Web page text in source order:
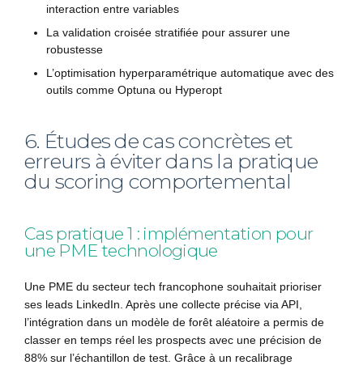
interaction entre variables
La validation croisée stratifiée pour assurer une
robustesse
L’optimisation hyperparamétrique automatique avec des
outils comme Optuna ou Hyperopt
6. Études de cas concrètes et
erreurs à éviter dans la pratique
du scoring comportemental
Cas pratique 1 : implémentation pour
une PME technologique
Une PME du secteur tech francophone souhaitait prioriser
ses leads LinkedIn. Après une collecte précise via API,
l’intégration dans un modèle de forêt aléatoire a permis de
classer en temps réel les prospects avec une précision de
88% sur l’échantillon de test. Grâce à un recalibrage